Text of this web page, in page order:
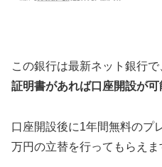
この銀行は最新ネット銀行で
証明書があれば口座開設が可
口座開設後に1年間無料のプ
万円の立替を行ってもらえま